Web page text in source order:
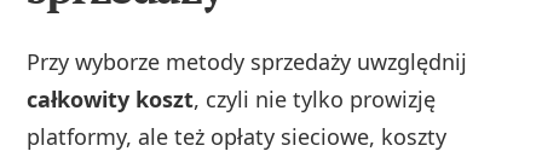
Przy wyborze metody sprzedaży uwzględnij
całkowity koszt, czyli nie tylko prowizję
platformy, ale też opłaty sieciowe, koszty